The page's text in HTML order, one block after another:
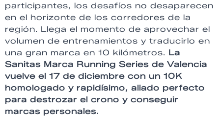
participantes, los desafíos no desaparecen
en el horizonte de los corredores de la
región. Llega el momento de aprovechar el
volumen de entrenamientos y traducirlo en
una gran marca en 10 kilómetros. La
Sanitas Marca Running Series de Valencia
vuelve el 17 de diciembre con un 10K
homologado y rapidísimo, aliado perfecto
para destrozar el crono y conseguir
marcas personales.